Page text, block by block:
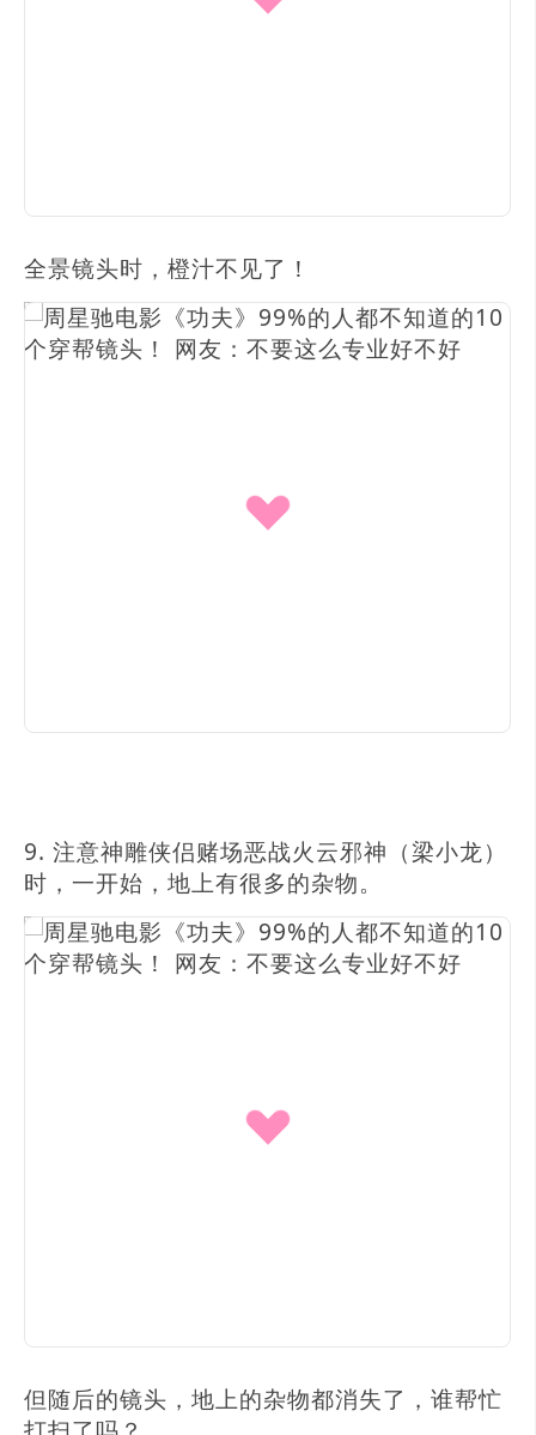
全景镜头时，橙汁不见了！
9. 注意神雕侠侣赌场恶战火云邪神（梁小龙）
时，一开始，地上有很多的杂物。
但随后的镜头，地上的杂物都消失了，谁帮忙